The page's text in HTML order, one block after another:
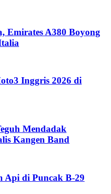
Emirates A380 Boyong
Inggris 2026 di
Mendadak
Kangen Band
Api di Puncak B-29